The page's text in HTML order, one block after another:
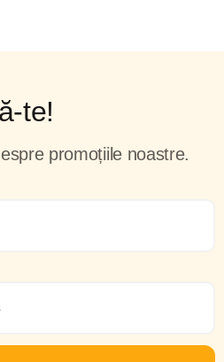
te!
promoțiile noastre.